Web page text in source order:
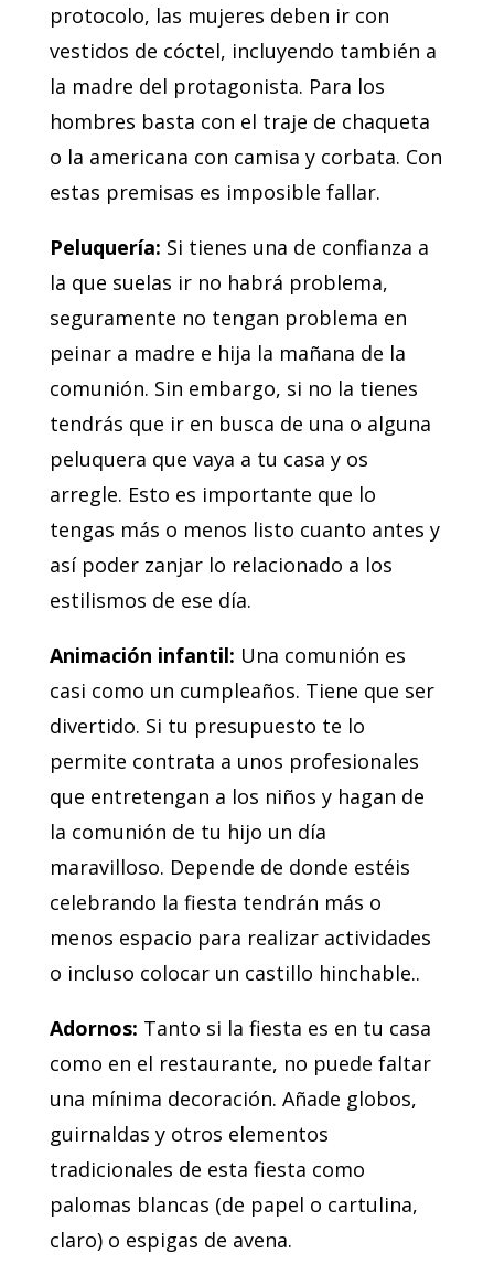
protocolo, las mujeres deben ir con
vestidos de cóctel, incluyendo también a
la madre del protagonista. Para los
hombres basta con el traje de chaqueta
o la americana con camisa y corbata. Con
estas premisas es imposible fallar.
Peluquería: Si tienes una de confianza a
la que suelas ir no habrá problema,
seguramente no tengan problema en
peinar a madre e hija la mañana de la
comunión. Sin embargo, si no la tienes
tendrás que ir en busca de una o alguna
peluquera que vaya a tu casa y os
arregle. Esto es importante que lo
tengas más o menos listo cuanto antes y
así poder zanjar lo relacionado a los
estilismos de ese día.
Animación infantil: Una comunión es
casi como un cumpleaños. Tiene que ser
divertido. Si tu presupuesto te lo
permite contrata a unos profesionales
que entretengan a los niños y hagan de
la comunión de tu hijo un día
maravilloso. Depende de donde estéis
celebrando la fiesta tendrán más o
menos espacio para realizar actividades
o incluso colocar un castillo hinchable..
Adornos: Tanto si la fiesta es en tu casa
como en el restaurante, no puede faltar
una mínima decoración. Añade globos,
guirnaldas y otros elementos
tradicionales de esta fiesta como
palomas blancas (de papel o cartulina,
claro) o espigas de avena.